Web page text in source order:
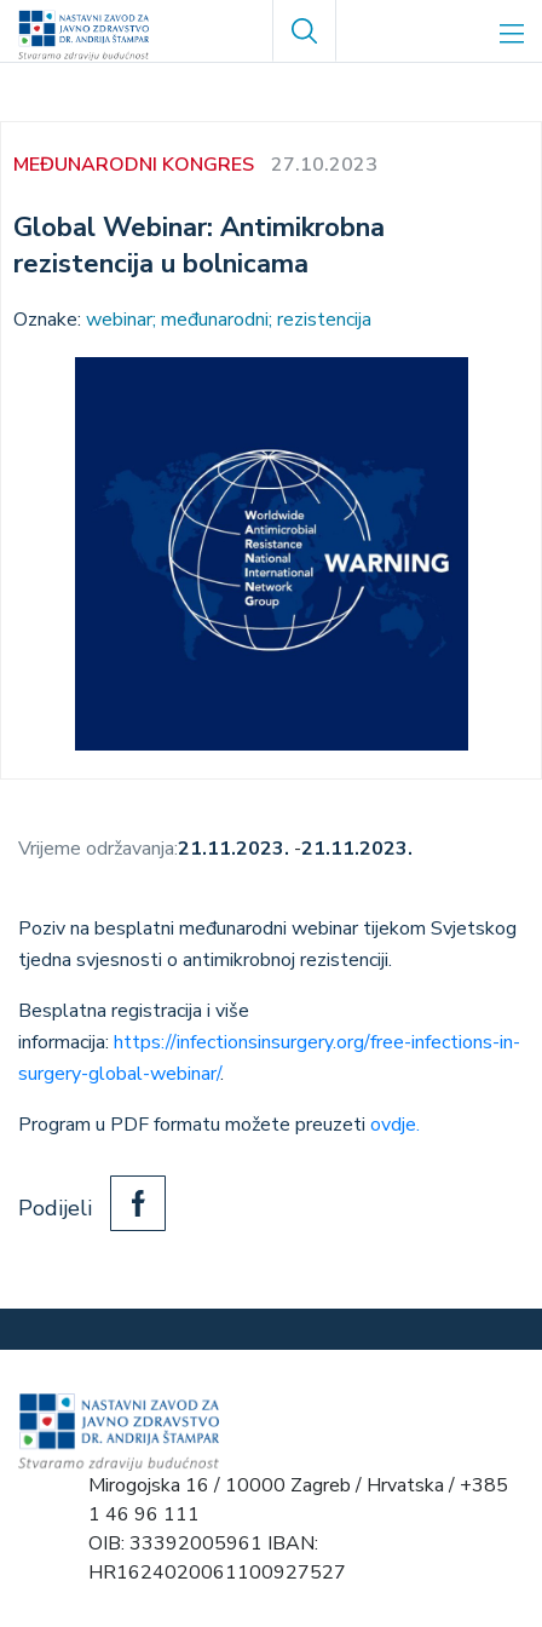
Skoči
Search
MEĐUNARODNI KONGRES 27.10.2023
Global Webinar: Antimikrobna
rezistencija u bolnicama
Oznake: webinar; međunarodni; rezistencija
Vrijeme održavanja:21.11.2023. -21.11.2023.
Poziv na besplatni međunarodni webinar tijekom Svjetskog
tjedna svjesnosti o antimikrobnoj rezistenciji.
Besplatna registracija i više
informacija: https://infectionsinsurgery.org/free-infections-in-
surgery-global-webinar/.
Program u PDF formatu možete preuzeti ovdje.
Podijeli
Mirogojska 16 / 10000 Zagreb / Hrvatska / +385
1 46 96 111
OIB: 33392005961 IBAN:
HR1624020061100927527